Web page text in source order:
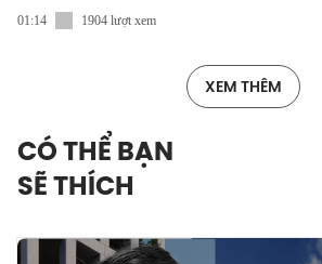
01:14 1904 lượt xem
XEM THÊM
CÓ THỂ BẠN
SẼ THÍCH